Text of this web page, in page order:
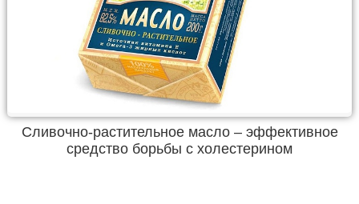
Сливочно-растительное масло – эффективное
средство борьбы с холестерином